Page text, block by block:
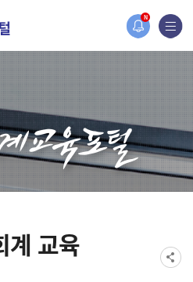
N
었습니다.
이지가 새롭게 개설되었습니다.
계 교육